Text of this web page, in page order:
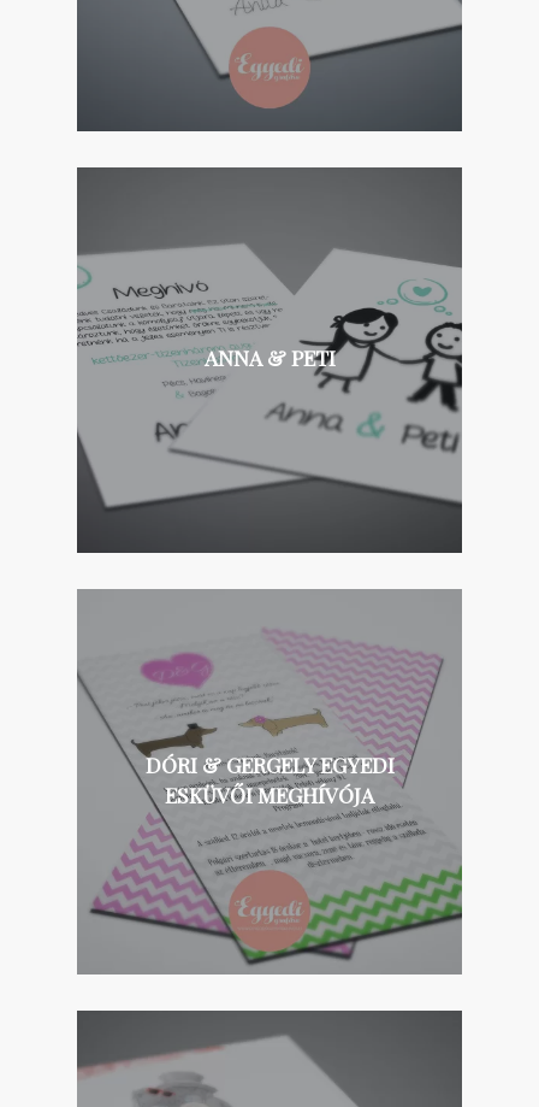
ANNA & PETI
DÓRI & GERGELY EGYEDI
ESKÜVŐI MEGHÍVÓJA